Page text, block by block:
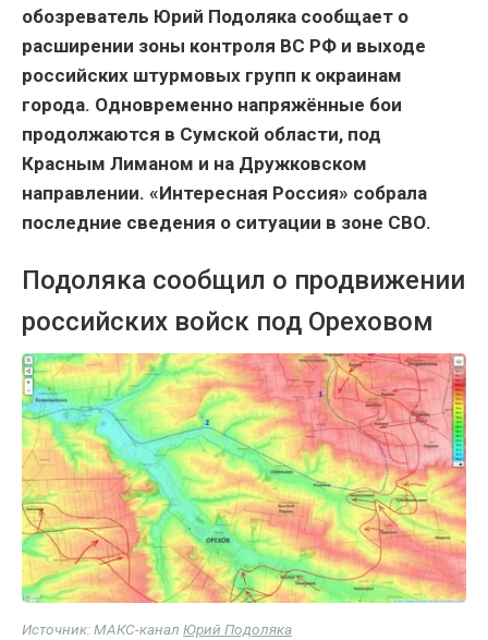
обозреватель Юрий Подоляка сообщает о
расширении зоны контроля ВС РФ и выходе
российских штурмовых групп к окраинам
города. Одновременно напряжённые бои
продолжаются в Сумской области, под
Красным Лиманом и на Дружковском
направлении. «Интересная Россия» собрала
последние сведения о ситуации в зоне СВО.
Подоляка сообщил о продвижении
российских войск под Ореховом
Источник: МАКС-канал Юрий Подоляка